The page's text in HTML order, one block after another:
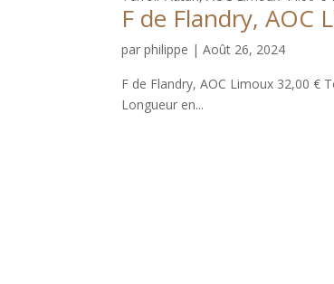
F de Flandry, AOC
parphilippe |Août 26, 2024
F de Flandry, AOC Limoux 32,00 €
Longueur en...